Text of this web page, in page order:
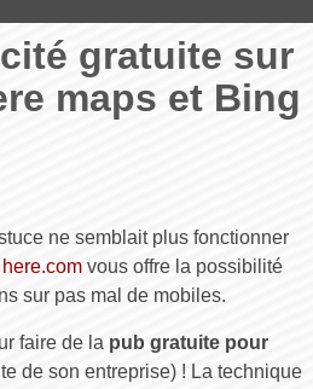
gratuite sur
maps et Bing
ne semblait plus fonctionner
here.com vous offre la possibilité
sur pas mal de mobiles.
faire de la pub gratuite pour
de son entreprise) ! La technique